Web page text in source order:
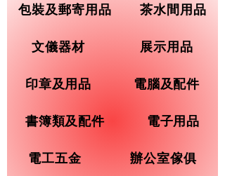
包裝及郵寄用品 茶水間用品
文儀器材 展示用品
印章及用品 電腦及配件
書簿類及配件 電子用品
電工五金 辦公室傢俱